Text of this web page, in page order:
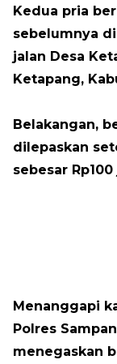
Kedua pria
sebelumnya
jalan Desa
Ketapang,
Belakangan,
dilepaskan
sebesar
Menanggapi
Polres
menegaskan